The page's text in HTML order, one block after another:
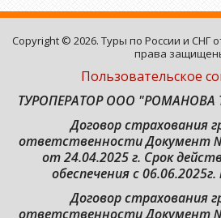
Copyright © 2026. Туры по России и СНГ
права
Пользовательское
ТУРОПЕРАТОР ООО "РОМАНОВА
Договор страхования
ответственностиДокумент
от 24.04.2025 г. Срок
обеспечения с 06.06.2025г.
Договор страхования
ответственности Документ